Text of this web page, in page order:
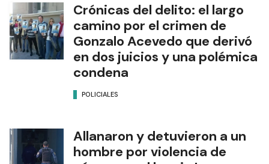
Crónicas del delito: el largo
camino por el crimen de
Gonzalo Acevedo que derivó
en dos juicios y una polémica
condena
POLICIALES
Allanaron y detuvieron a un
hombre por violencia de